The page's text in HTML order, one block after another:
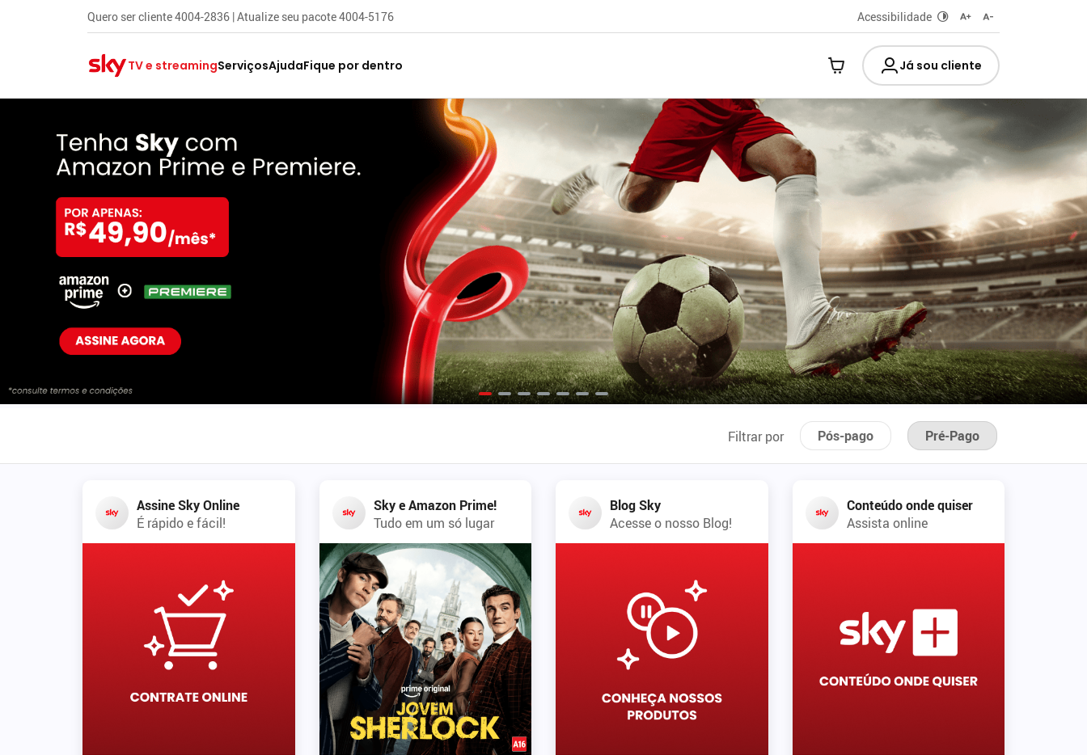
Filtrar por Pós-pago Pré-Pago
Assine Sky Online
É rápido e fácil!
Sky e Amazon Prime!
Tudo em um só lugar
Blog Sky
Acesse o nosso Blog!
Conteúdo onde quiser
Assista online
Quero ser cliente 4004-2836 | Atualize seu pacote 4004-5176 Acessibilidade
TV e streamingServiçosAjudaFique por dentro Já sou cliente